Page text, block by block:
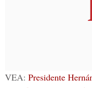
VEA: Presidente